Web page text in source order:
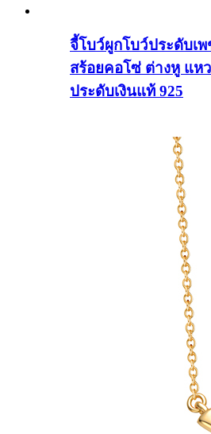
จี้โบว์ผูกโบว์ประดับเพ
สร้อยคอโซ่ ต่างหู แห
ประดับเงินแท้ 925